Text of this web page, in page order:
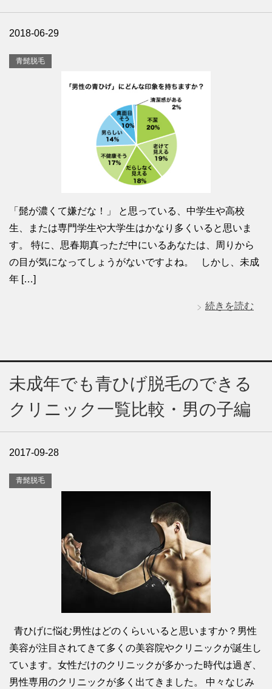
2018-06-29
青髭脱毛
「髭が濃くて嫌だな！」 と思っている、中学生や高校
生、または専門学生や大学生はかなり多くいると思いま
す。 特に、思春期真っただ中にいるあなたは、周りから
の目が気になってしょうがないですよね。 しかし、未成
年 […]
続きを読む
未成年でも青ひげ脱毛のできる
クリニック一覧比較・男の子編
2017-09-28
青髭脱毛
青ひげに悩む男性はどのくらいいると思いますか？男性
美容が注目されてきて多くの美容院やクリニックが誕生し
ています。女性だけのクリニックが多かった時代は過ぎ、
男性専用のクリニックが多く出てきました。 中々なじみ